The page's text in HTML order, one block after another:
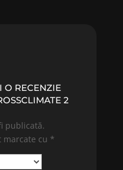
O RECENZIE
2
publicată.
cu *